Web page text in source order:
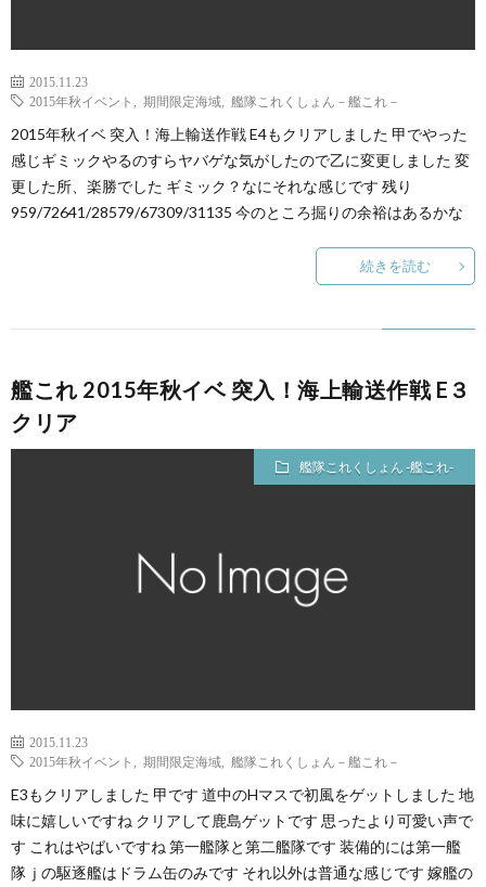
2015.11.23
2015年秋イベント
期間限定海域 艦隊これくしょん－艦これ－
2015年秋イベ 突入！海上輸送作戦 E4もクリアしました 甲でやった
感じギミックやるのすらヤバゲな気がしたので乙に変更しました 変
更した所、楽勝でした ギミック？なにそれな感じです 残り
959/72641/28579/67309/31135 今のところ掘りの余裕はあるかな
続きを読む
艦これ 2015年秋イベ 突入！海上輸送作戦 E３
クリア
艦隊これくしょん -艦これ-
2015.11.23
2015年秋イベント
期間限定海域 艦隊これくしょん－艦これ－
E3もクリアしました 甲です 道中のHマスで初風をゲットしました 地
味に嬉しいですね クリアして鹿島ゲットです 思ったより可愛い声で
す これはやばいですね 第一艦隊と第二艦隊です 装備的には第一艦
隊ｊの駆逐艦はドラム缶のみです それ以外は普通な感じです 嫁艦の